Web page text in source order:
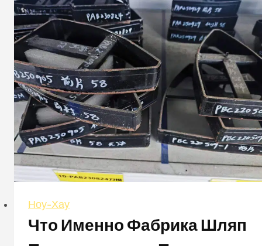
фотографируйтесь
в
этой
шляпе-
ведре
Ноу-Хау
Что Именно Фабрика Шляп